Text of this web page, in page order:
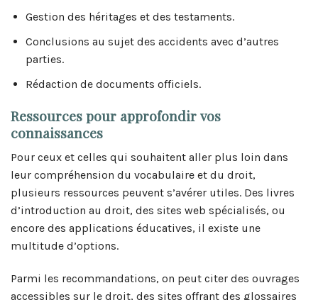
Gestion des héritages et des testaments.
Conclusions au sujet des accidents avec d’autres
parties.
Rédaction de documents officiels.
Ressources pour approfondir vos
connaissances
Pour ceux et celles qui souhaitent aller plus loin dans
leur compréhension du vocabulaire et du droit,
plusieurs ressources peuvent s’avérer utiles. Des livres
d’introduction au droit, des sites web spécialisés, ou
encore des applications éducatives, il existe une
multitude d’options.
Parmi les recommandations, on peut citer des ouvrages
accessibles sur le droit, des sites offrant des glossaires